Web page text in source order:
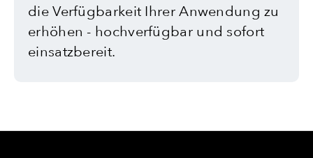
die Verfügbarkeit Ihrer Anwendung zu
erhöhen - hochverfügbar und sofort
einsatzbereit.